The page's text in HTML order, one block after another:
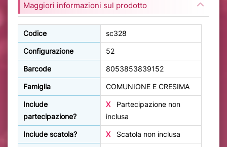
Maggiori informazioni sul prodotto
Codice sc328
Configurazione 52
Barcode 8053853839152
Famiglia COMUNIONE E CRESIMA
Include
partecipazione?
X
Partecipazione non
inclusa
Include scatola? X Scatola non inclusa